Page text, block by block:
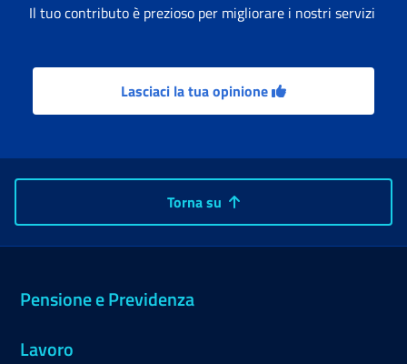
Il tuo contributo è prezioso per migliorare i nostri servizi
Lasciaci la tua opinione
Torna su
Pensione e Previdenza
Lavoro